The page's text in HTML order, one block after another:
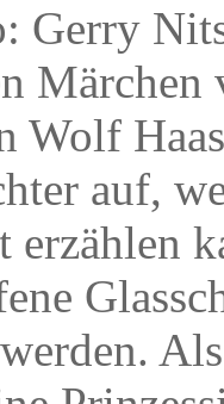
Gerry
Märchen
Wolf
auf,
erzählen